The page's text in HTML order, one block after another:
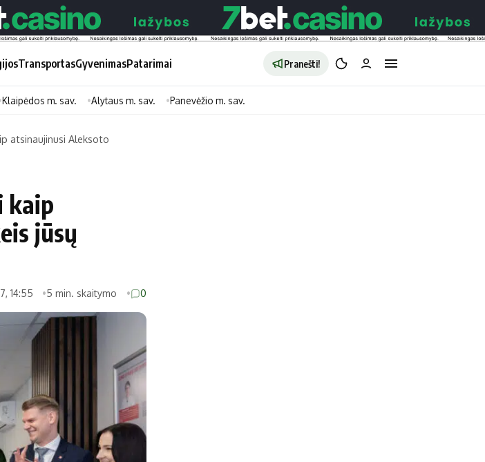
TransportasGyvenimasPatarimai Pranešti!
Palangos miesto
Klaipėdos m. sav. Alytaus m. sav. Panevėžio m. sav.
atsinaujinusi Aleksoto
kaip
jūsų
14:55 5 min. skaitymo 0